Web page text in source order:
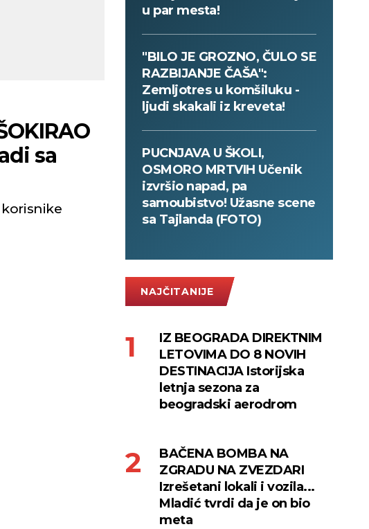
sa
u par mesta!
"BILO JE GROZNO, ČULO SE
RAZBIJANJE ČAŠA":
Zemljotres u komšiluku -
ljudi skakali iz kreveta!
PUCNJAVA U ŠKOLI,
OSMORO MRTVIH Učenik
izvršio napad, pa
samoubistvo! Užasne scene
sa Tajlanda (FOTO)
NAJČITANIJE
IZ BEOGRADA DIREKTNIM
LETOVIMA DO 8 NOVIH
DESTINACIJA Istorijska
letnja sezona za
beogradski aerodrom
BAČENA BOMBA NA
ZGRADU NA ZVEZDARI
Izrešetani lokali i vozila...
Mladić tvrdi da je on bio
meta